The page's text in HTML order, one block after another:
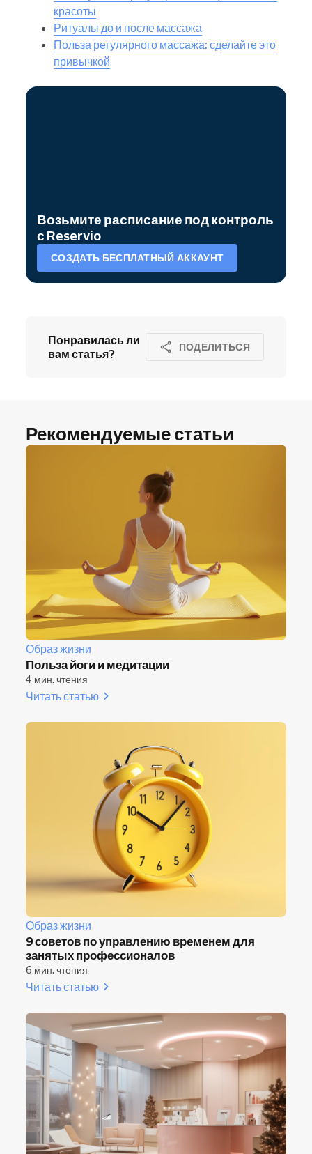
красоты
Ритуалы до и после массажа
Польза регулярного массажа: сделайте это
привычкой
Возьмите расписание под контроль
с Reservio
СОЗДАТЬ БЕСПЛАТНЫЙ АККАУНТ
Понравилась ли
вам статья?
ПОДЕЛИТЬСЯ
Рекомендуемые статьи
Образ жизни
Польза йоги и медитации
4 мин. чтения
Читать статью
Образ жизни
9 советов по управлению временем для
занятых профессионалов
6 мин. чтения
Читать статью